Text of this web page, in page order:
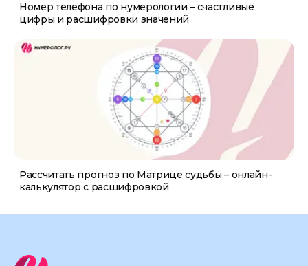
Номер телефона по нумерологии – счастливые
цифры и расшифровки значений
Рассчитать прогноз по Матрице судьбы – онлайн-
калькулятор с расшифровкой